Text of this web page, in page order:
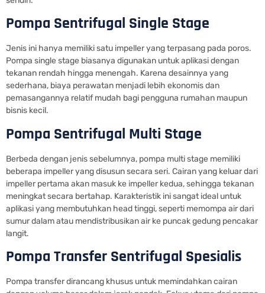
Pompa Sentrifugal Single Stage
Jenis ini hanya memiliki satu impeller yang terpasang pada poros.
Pompa single stage biasanya digunakan untuk aplikasi dengan
tekanan rendah hingga menengah. Karena desainnya yang
sederhana, biaya perawatan menjadi lebih ekonomis dan
pemasangannya relatif mudah bagi pengguna rumahan maupun
bisnis kecil.
Pompa Sentrifugal Multi Stage
Berbeda dengan jenis sebelumnya, pompa multi stage memiliki
beberapa impeller yang disusun secara seri. Cairan yang keluar dari
impeller pertama akan masuk ke impeller kedua, sehingga tekanan
meningkat secara bertahap. Karakteristik ini sangat ideal untuk
aplikasi yang membutuhkan head tinggi, seperti memompa air dari
sumur dalam atau mendistribusikan air ke puncak gedung pencakar
langit.
Pompa Transfer Sentrifugal Spesialis
Pompa transfer dirancang khusus untuk memindahkan cairan